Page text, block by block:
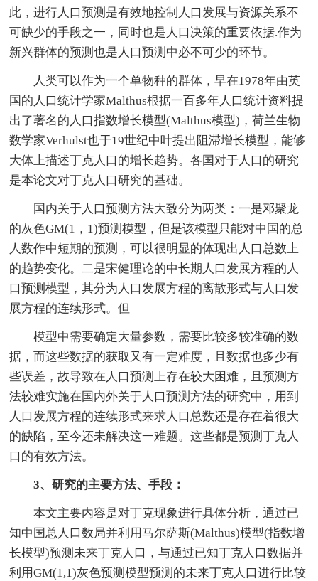
此，进行人口预测是有效地控制人口发展与资源关系不
可缺少的手段之一，同时也是人口决策的重要依据.作为
新兴群体的预测也是人口预测中必不可少的环节。
人类可以作为一个单物种的群体，早在1978年由英
国的人口统计学家Malthus根据一百多年人口统计资料提
出了著名的人口指数增长模型(Malthus模型)，荷兰生物
数学家Verhulst也于19世纪中叶提出阻滞增长模型，能够
大体上描述丁克人口的增长趋势。各国对于人口的研究
是本论文对丁克人口研究的基础。
国内关于人口预测方法大致分为两类：一是邓聚龙
的灰色GM(1，1)预测模型，但是该模型只能对中国的总
人数作中短期的预测，可以很明显的体现出人口总数上
的趋势变化。二是宋健理论的中长期人口发展方程的人
口预测模型，其分为人口发展方程的离散形式与人口发
展方程的连续形式。但
模型中需要确定大量参数，需要比较多较准确的数
据，而这些数据的获取又有一定难度，且数据也多少有
些误差，故导致在人口预测上存在较大困难，且预测方
法较难实施在国内外关于人口预测方法的研究中，用到
人口发展方程的连续形式来求人口总数还是存在着很大
的缺陷，至今还未解决这一难题。这些都是预测丁克人
口的有效方法。
3、研究的主要方法、手段：
本文主要内容是对丁克现象进行具体分析，通过已
知中国总人口数局并利用马尔萨斯(Malthus)模型(指数增
长模型)预测未来丁克人口，与通过已知丁克人口数据并
利用GM(1,1)灰色预测模型预测的未来丁克人口进行比较